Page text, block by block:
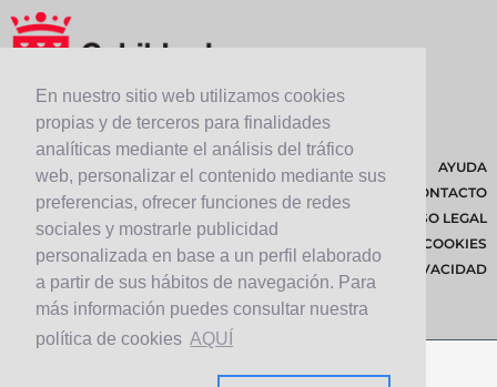
En nuestro sitio web utilizamos cookies
propias y de terceros para finalidades
analíticas mediante el análisis del tráfico
web, personalizar el contenido mediante sus
preferencias, ofrecer funciones de redes
sociales y mostrarle publicidad
personalizada en base a un perfil elaborado
a partir de sus hábitos de navegación. Para
más información puedes consultar nuestra
política de cookies AQUÍ
AYUDA
CONTACTO
AVISO LEGAL
POLÍTICA DE COOKIES
POLÍTICA DE PRIVACIDAD